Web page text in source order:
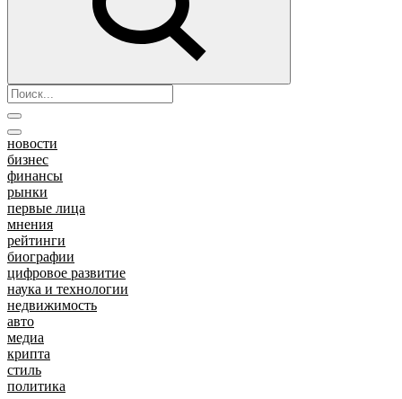
новости
бизнес
финансы
рынки
первые лица
мнения
рейтинги
биографии
цифровое развитие
наука и технологии
недвижимость
авто
медиа
крипта
стиль
политика